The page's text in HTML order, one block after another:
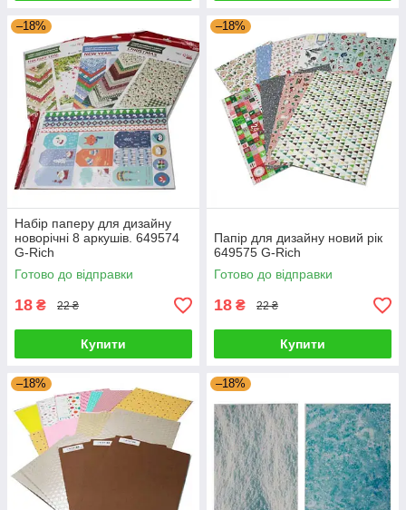
–18%
Набір паперу для дизайну
новорічні 8 аркушів. 649574
G-Rich
Готово до відправки
18 ₴ 22 ₴
Купити
–18%
Папір для дизайну новий рік
649575 G-Rich
Готово до відправки
18 ₴ 22 ₴
Купити
–18% –18%